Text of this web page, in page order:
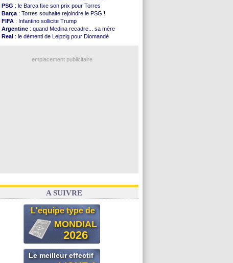
PSG : Tebas encense Luis Enrique
Real: Vinicius jusqu'en 2032 (officiel)
Voir les brèves précédentes
PSG : le Barça fixe son prix pour Torres
Barça : Torres souhaite rejoindre le PSG !
FIFA : Infantino sollicite Trump
Argentine : quand Medina recadre... sa mère
Real : le démenti de Leipzig pour Diomandé
emplacement publicitaire
A SUIVRE
L'equipe type de
MONDIAL
2026
Le meilleur effectif